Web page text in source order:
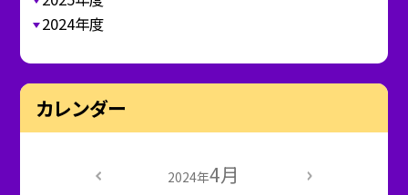
2024年度
カレンダー
2024年4月